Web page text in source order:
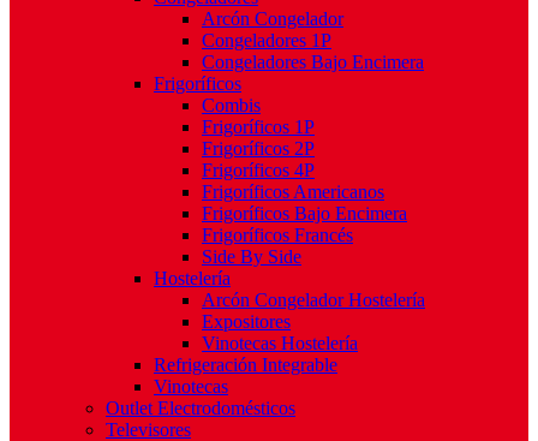
Arcón Congelador
Congeladores 1P
Congeladores Bajo Encimera
Frigoríficos
Combis
Frigoríficos 1P
Frigoríficos 2P
Frigoríficos 4P
Frigoríficos Americanos
Frigoríficos Bajo Encimera
Frigoríficos Francés
Side By Side
Hostelería
Arcón Congelador Hostelería
Expositores
Vinotecas Hostelería
Refrigeración Integrable
Vinotecas
Outlet Electrodomésticos
Televisores